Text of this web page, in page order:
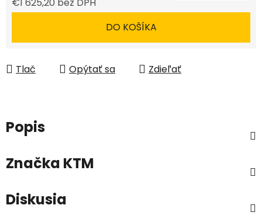
DO KOŠÍKA
Tlač Opýtať sa Zdieľať
Popis
Značka KTM
Diskusia